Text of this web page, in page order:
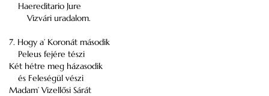
Haereditario Jure
Vizvári uradalom.
7. Hogy a’ Koronát második
Peleus fejére tészi
Két hétre meg házasodik
és Feleségül vészi
Madam’ Vizellősi Sárát